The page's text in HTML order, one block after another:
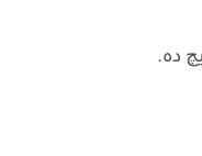
ده.